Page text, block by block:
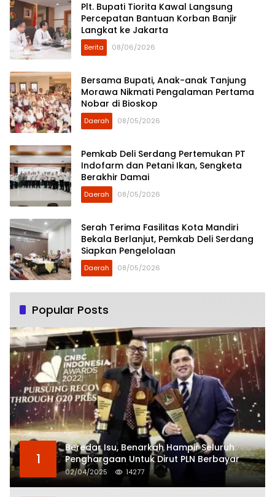
Plt. Bupati Tiorita Kawal Langsung
Percepatan Bantuan Korban Banjir
Langkat ke Jakarta
Berita 08/06/2026
Bersama Bupati, Anak-anak Tanjung
Morawa Nikmati Pengalaman Pertama
Nobar di Bioskop
Daerah 08/05/2026
Pemkab Deli Serdang Pertemukan PT
Indofarm dan Petani Ikan, Sengketa
Berakhir Damai
Daerah 08/05/2026
Serah Terima Fasilitas Kota Mandiri
Bekala Berlanjut, Pemkab Deli Serdang
Siapkan Pengelolaan
Daerah 08/05/2026
Popular Posts
1
Beredar Isu, Benarkah Hampir Seluruh
Penghargaan Untuk Dirut PLN Berbayar
02/04/2025 14277